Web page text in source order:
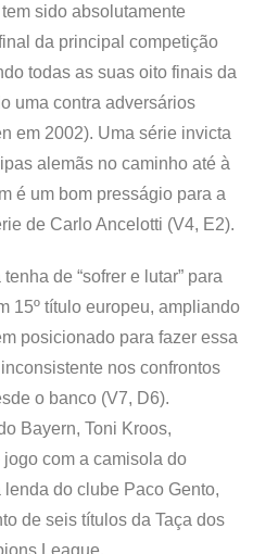
sido absolutamente
da principal competição
todas as suas oito finais da
uma contra adversários
em 2002). Uma série invicta
alemãs no caminho até à
é um bom presságio para a
de Carlo Ancelotti (V4, E2).
de “sofrer e lutar” para
15º título europeu, ampliando
posicionado para fazer essa
nos confrontos
o banco (V7, D6).
Bayern, Toni Kroos,
com a camisola do
do clube Paco Gento,
de seis títulos da Taça dos
League.